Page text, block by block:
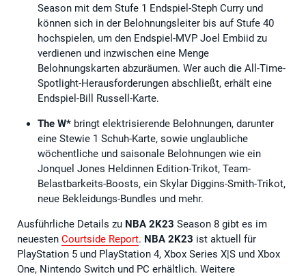
Season mit dem Stufe 1 Endspiel-Steph Curry und
können sich in der Belohnungsleiter bis auf Stufe 40
hochspielen, um den Endspiel-MVP Joel Embiid zu
verdienen und inzwischen eine Menge
Belohnungskarten abzuräumen. Wer auch die All-Time-
Spotlight-Herausforderungen abschließt, erhält eine
Endspiel-Bill Russell-Karte.
The W* bringt elektrisierende Belohnungen, darunter
eine Stewie 1 Schuh-Karte, sowie unglaubliche
wöchentliche und saisonale Belohnungen wie ein
Jonquel Jones Heldinnen Edition-Trikot, Team-
Belastbarkeits-Boosts, ein Skylar Diggins-Smith-Trikot,
neue Bekleidungs-Bundles und mehr.
Ausführliche Details zu NBA 2K23 Season 8 gibt es im
neuesten Courtside Report. NBA 2K23 ist aktuell für
PlayStation 5 und PlayStation 4, Xbox Series X|S und Xbox
One, Nintendo Switch und PC erhältlich. Weitere